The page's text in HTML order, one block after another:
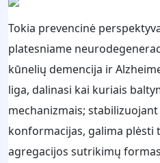
Tokia prevencinė
platesniame
kūnelių demencija ir
liga, dalinasi kai kuriais
mechanizmais;
konformacijas, galima plėsti
agregacijos sutrikimų